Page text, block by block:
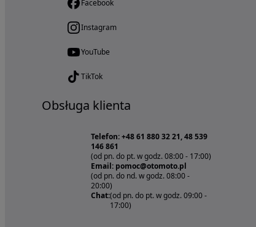
Facebook
Instagram
YouTube
TikTok
Obsługa klienta
Telefon: +48 61 880 32 21, 48 539
146 861
(od pn. do pt. w godz. 08:00 - 17:00)
Email: pomoc@otomoto.pl
(od pn. do nd. w godz. 08:00 -
20:00)
Chat:(od pn. do pt. w godz. 09:00 -
17:00)